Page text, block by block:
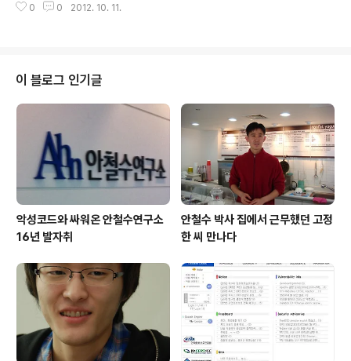
안철수컴퓨터바이러스연구소를 설립하여 백신프로그램을
쳐 강원도 오크밸리에서 진행되었다. 이번 테마는 열정. '위
기인 셋톱박스를 개발하여 디지털 콘텐츠를 쉽고 편리하게
즐길 수 있도록 만들기 위한 플랫폼의 구현 및 공급을 목표
로 삼고 있다. 1996년 아시아 최초, 세계에서 세번째로 디
지털 위성방송 수신용 셋톱박스를 개발하였다. 그해 9월
유럽 규격에 맞는 디지털위성방송 수신기 개발에 성공한
후 첫 수출의 기쁨을 맛보았지..
0 0 2012. 10. 11.
이 블로그 인기글
악성코드와 싸워온 안철수연구소
16년 발자취
안철수 박사 집에서 근무했던 고정
한 씨 만나다